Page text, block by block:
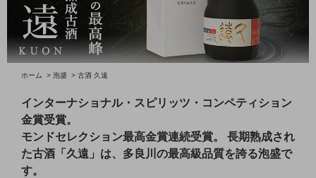
ホーム > 泡盛 > 古酒 久遠
インターナショナル・スピリッツ・コンペティション
金賞受賞。
モンドセレクション最高金賞連続受賞。 長期熟成され
た古酒「久遠」は、多良川の最高級品質を誇る泡盛で
す。